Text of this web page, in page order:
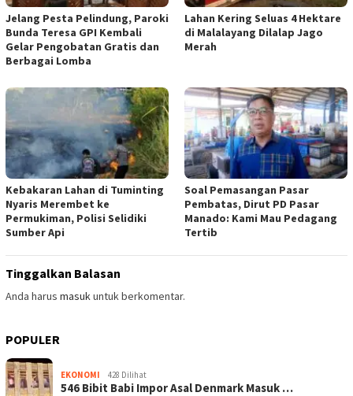
Jelang Pesta Pelindung, Paroki
Bunda Teresa GPI Kembali
Gelar Pengobatan Gratis dan
Berbagai Lomba
Lahan Kering Seluas 4 Hektare
di Malalayang Dilalap Jago
Merah
Kebakaran Lahan di Tuminting
Nyaris Merembet ke
Permukiman, Polisi Selidiki
Sumber Api
Soal Pemasangan Pasar
Pembatas, Dirut PD Pasar
Manado: Kami Mau Pedagang
Tertib
Tinggalkan Balasan
Anda harus masukuntuk berkomentar.
POPULER
EKONOMI 428 Dilihat
546 Bibit Babi Impor Asal Denmark Masuk …